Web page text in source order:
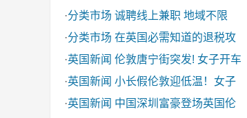
·分类市场 诚聘线上兼职 地域不限
·分类市场 在英国必需知道的退税攻
·英国新闻 伦敦唐宁街突发! 女子开车
·英国新闻 小长假伦敦迎低温！女子
·英国新闻 中国深圳富豪登场英国伦